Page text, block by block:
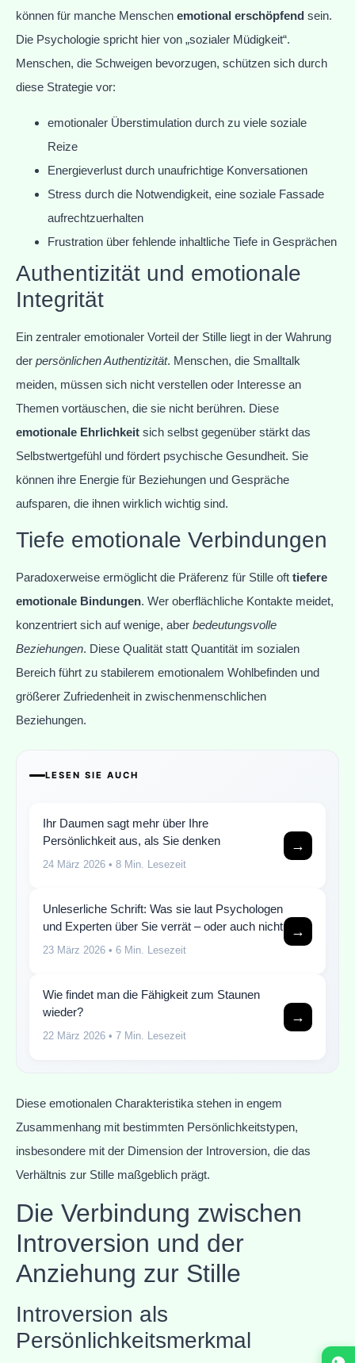
können für manche Menschen emotional erschöpfend sein.
Die Psychologie spricht hier von „sozialer Müdigkeit“.
Menschen, die Schweigen bevorzugen, schützen sich durch
diese Strategie vor:
emotionaler Überstimulation durch zu viele soziale
Reize
Energieverlust durch unaufrichtige Konversationen
Stress durch die Notwendigkeit, eine soziale Fassade
aufrechtzuerhalten
Frustration über fehlende inhaltliche Tiefe in Gesprächen
Authentizität und emotionale
Integrität
Ein zentraler emotionaler Vorteil der Stille liegt in der Wahrung
der persönlichen Authentizität. Menschen, die Smalltalk
meiden, müssen sich nicht verstellen oder Interesse an
Themen vortäuschen, die sie nicht berühren. Diese
emotionale Ehrlichkeit sich selbst gegenüber stärkt das
Selbstwertgefühl und fördert psychische Gesundheit. Sie
können ihre Energie für Beziehungen und Gespräche
aufsparen, die ihnen wirklich wichtig sind.
Tiefe emotionale Verbindungen
Paradoxerweise ermöglicht die Präferenz für Stille oft tiefere
emotionale Bindungen. Wer oberflächliche Kontakte meidet,
konzentriert sich auf wenige, aber bedeutungsvolle
Beziehungen. Diese Qualität statt Quantität im sozialen
Bereich führt zu stabilerem emotionalem Wohlbefinden und
größerer Zufriedenheit in zwischenmenschlichen
Beziehungen.
LESEN SIE AUCH
Ihr Daumen sagt mehr über Ihre
Persönlichkeit aus, als Sie denken
24 März 2026 • 8 Min. Lesezeit
→
Unleserliche Schrift: Was sie laut Psychologen
und Experten über Sie verrät – oder auch nicht
23 März 2026 • 6 Min. Lesezeit
→
Wie findet man die Fähigkeit zum Staunen
wieder?
22 März 2026 • 7 Min. Lesezeit
→
Diese emotionalen Charakteristika stehen in engem
Zusammenhang mit bestimmten Persönlichkeitstypen,
insbesondere mit der Dimension der Introversion, die das
Verhältnis zur Stille maßgeblich prägt.
Die Verbindung zwischen
Introversion und der
Anziehung zur Stille
Introversion als
Persönlichkeitsmerkmal